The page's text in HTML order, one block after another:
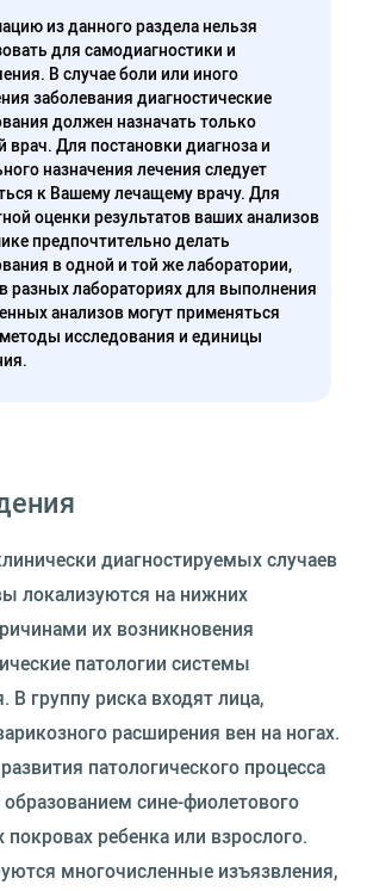
из данного раздела нельзя
для самодиагностики и
В случае боли или иного
заболевания диагностические
должен назначать только
врач. Для постановки диагноза и
назначения лечения следует
к Вашему лечащему врачу. Для
оценки результатов ваших анализов
предпочтительно делать
в одной и той же лаборатории,
разных лабораториях для выполнения
анализов могут применяться
исследования и единицы
диагностируемых случаев
локализуются на нижних
их возникновения
патологии системы
В группу риска входят лица,
расширения вен на ногах.
патологического процесса
образованием сине-фиолетового
ребенка или взрослого.
многочисленные изъязвления,